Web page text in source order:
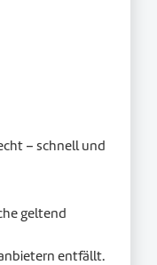
– schnell und
geltend
entfällt.